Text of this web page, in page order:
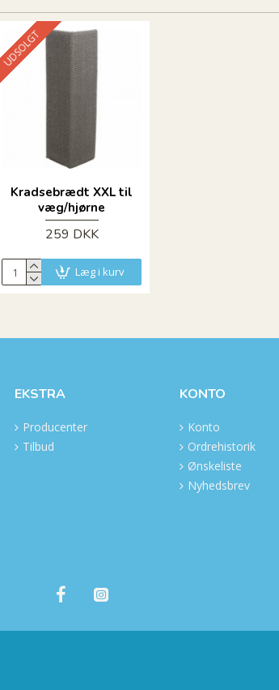
UDSOLGT
Kradsebrædt XXL til
væg/hjørne
259 DKK
Læg i kurv
EKSTRA
Producenter
Tilbud
KONTO
Konto
Ordrehistorik
Ønskeliste
Nyhedsbrev